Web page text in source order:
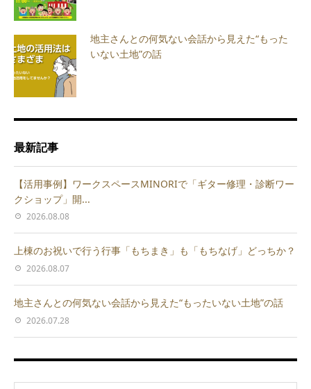
地主さんとの何気ない会話から見えた“もった
いない土地”の話
最新記事
【活用事例】ワークスペースMINORIで「ギター修理・診断ワー
クショップ」開...
2026.08.08
上棟のお祝いで行う行事「もちまき」も「もちなげ」どっちか？
2026.08.07
地主さんとの何気ない会話から見えた“もったいない土地”の話
2026.07.28